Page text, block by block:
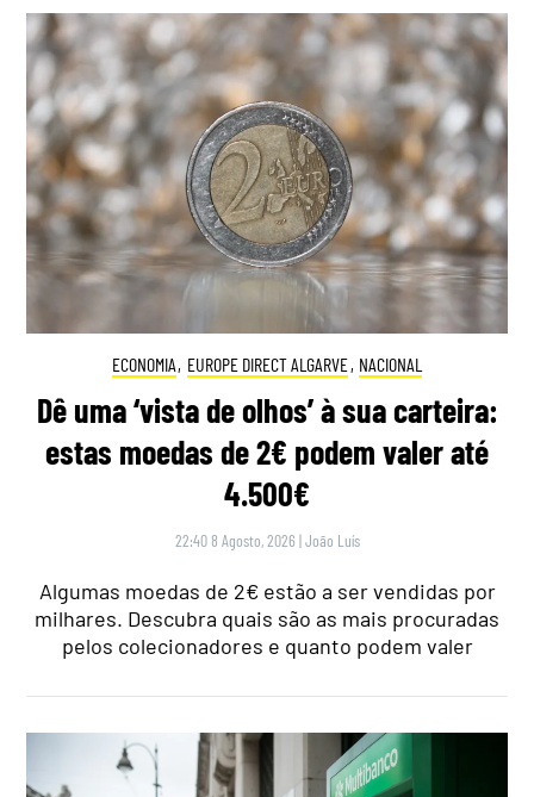
ECONOMIA, EUROPE DIRECT ALGARVE, NACIONAL
Dê uma ‘vista de olhos’ à sua carteira:
estas moedas de 2€ podem valer até
4.500€
22:40 8 Agosto, 2026 |João Luís
Algumas moedas de 2€ estão a ser vendidas por
milhares. Descubra quais são as mais procuradas
pelos colecionadores e quanto podem valer